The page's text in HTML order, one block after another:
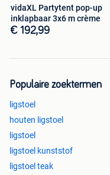
benodigdheden voor de
Gratis verzending
Ontdek dit product nu
vidaXL Partytent pop-up
inklapbaar 3x6 m crème
€ 192,99
Populaire zoektermen
ligstoel
houten ligstoel
ligstoel
ligstoel kunststof
ligstoel teak